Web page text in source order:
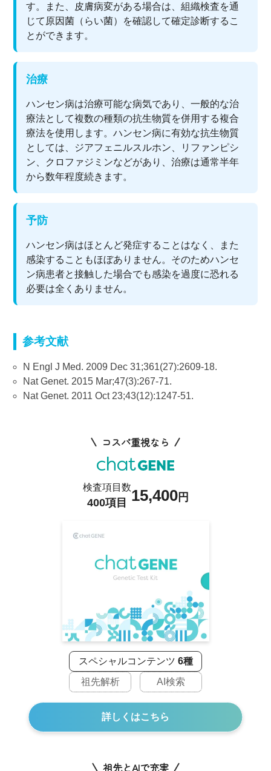
す。また、皮膚病変がある場合は、組織検査を通
じて原因菌（らい菌）を確認して確定診断するこ
とができます。
治療
ハンセン病は治療可能な病気であり、一般的な治
療法として複数の種類の抗生物質を併用する複合
療法を使用します。ハンセン病に有効な抗生物質
としては、ジアフェニルスルホン、リファンピシ
ン、クロファジミンなどがあり、治療は通常半年
から数年程度続きます。
予防
ハンセン病はほとんど発症することはなく、また
感染することもほぼありません。そのためハンセ
ン病患者と接触した場合でも感染を過度に恐れる
必要は全くありません。
参考文献
N Engl J Med. 2009 Dec 31;361(27):2609-18.
Nat Genet. 2015 Mar;47(3):267-71.
Nat Genet. 2011 Oct 23;43(12):1247-51.
コスパ重視なら
検査項目数
400項目 15,400円
スペシャルコンテンツ 6種
祖先解析
AI検索
詳しくはこちら
祖先とAIで充実